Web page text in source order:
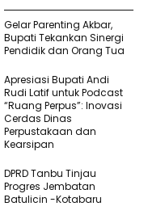
Gelar Parenting Akbar,
Bupati Tekankan Sinergi
Pendidik dan Orang Tua
Apresiasi Bupati Andi
Rudi Latif untuk Podcast
“Ruang Perpus”: Inovasi
Cerdas Dinas
Perpustakaan dan
Kearsipan
DPRD Tanbu Tinjau
Progres Jembatan
Batulicin -Kotabaru